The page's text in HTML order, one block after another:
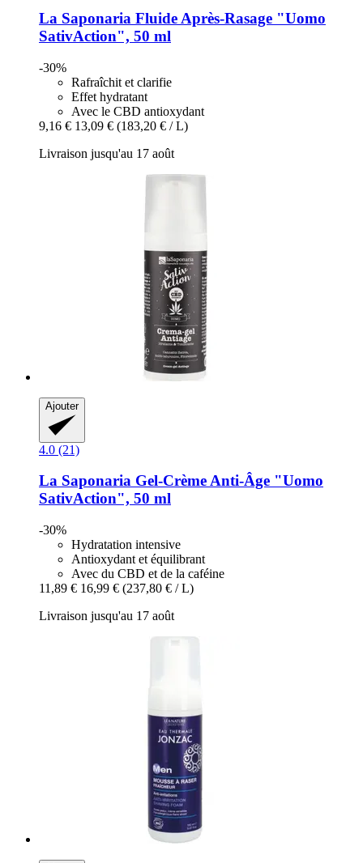
La Saponaria Fluide Après-​Rasage "Uomo
SativAction", 50 ml
-30%
Rafraîchit et clarifie
Effet hydratant
Avec le CBD antioxydant
9,16 € 13,09 € (183,20 € / L)
Livraison jusqu'au 17 août
Ajouter
4.0 (21)
La Saponaria Gel-​Crème Anti-​Âge "Uomo
SativAction", 50 ml
-30%
Hydratation intensive
Antioxydant et équilibrant
Avec du CBD et de la caféine
11,89 € 16,99 € (237,80 € / L)
Livraison jusqu'au 17 août